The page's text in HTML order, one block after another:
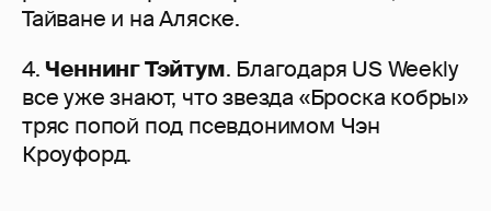
Тайване и на Аляске.
4. Ченнинг Тэйтум. Благодаря US Weekly
все уже знают, что звезда «Броска кобры»
тряс попой под псевдонимом Чэн
Кроуфорд.